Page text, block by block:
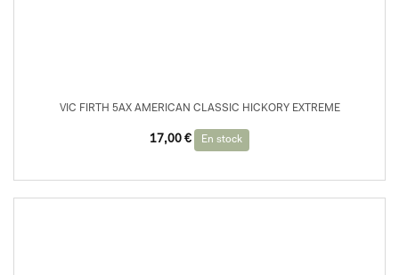
VIC FIRTH 5AX AMERICAN CLASSIC HICKORY EXTREME
17,00 € En stock